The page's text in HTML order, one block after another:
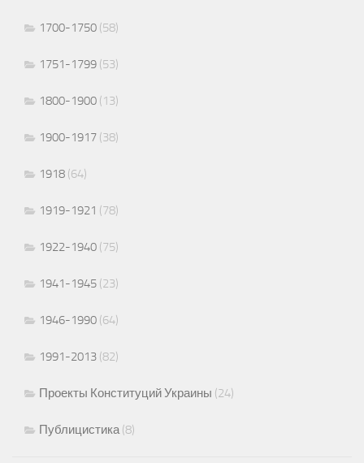
1700-1750 (58)
1751-1799 (53)
1800-1900 (13)
1900-1917 (38)
1918 (64)
1919-1921 (78)
1922-1940 (75)
1941-1945 (23)
1946-1990 (64)
1991-2013 (82)
Проекты Конституций Украины (24)
Публицистика(8)